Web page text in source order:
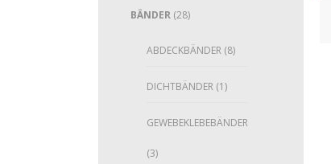
BÄNDER (28)
ABDECKBÄNDER (8)
DICHTBÄNDER (1)
GEWEBEKLEBEBÄNDER
(3)